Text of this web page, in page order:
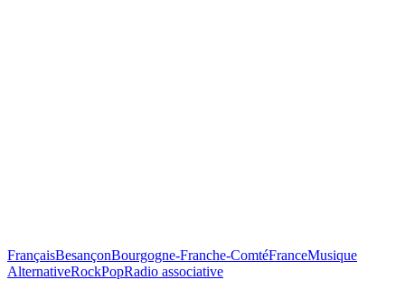
FrançaisBesançonBourgogne-Franche-ComtéFranceMusique
AlternativeRockPopRadio associative